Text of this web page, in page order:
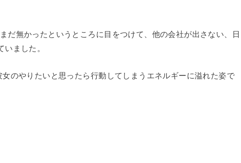
だ無かったというところに目をつけて、他の会社が出さない、日
ました。
のやりたいと思ったら行動してしまうエネルギーに溢れた姿で